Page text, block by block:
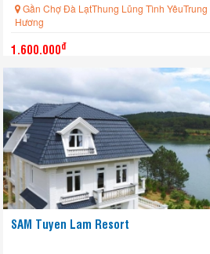
Gần Chợ Đà LạtThung Lũng Tình
Hương
1.600.000đ
SAM Tuyen Lam Resort